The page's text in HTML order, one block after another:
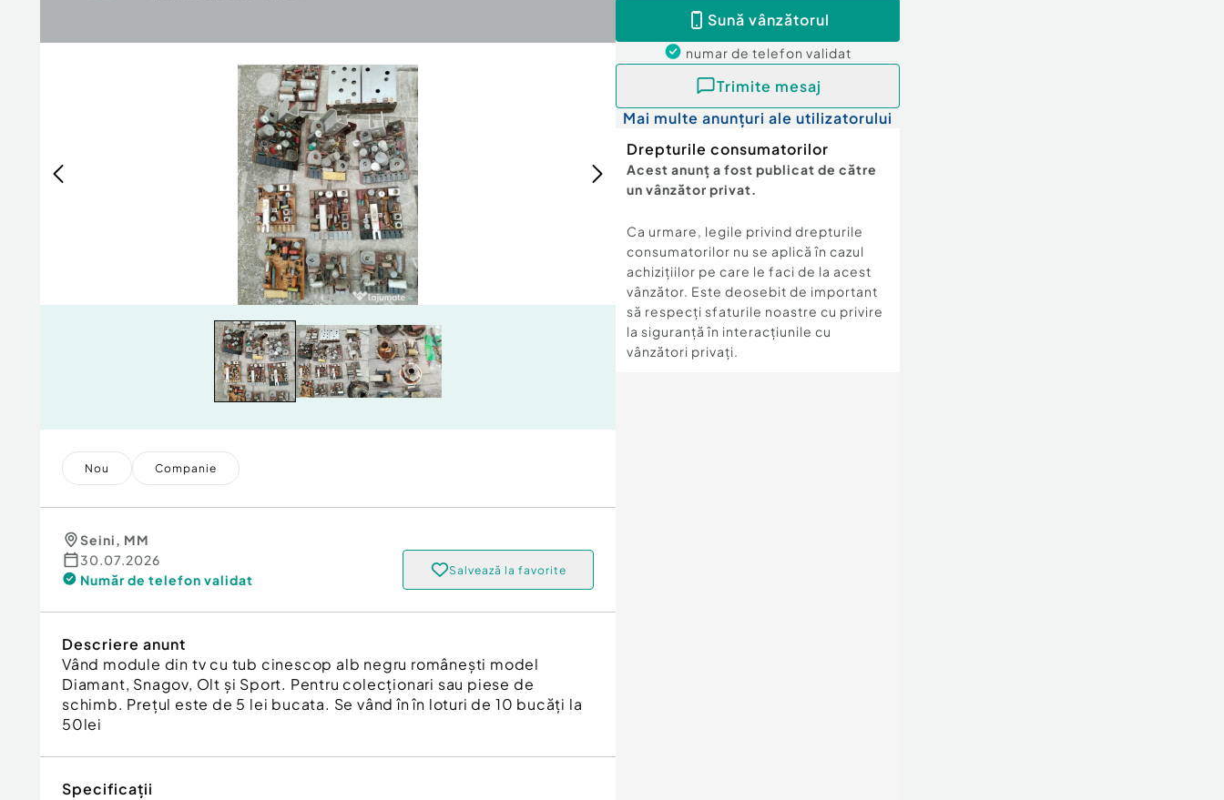
Nou Companie
Seini, MM
30.07.2026
Număr de telefon validat
Salvează la favorite
Descriere anunt
Vând module din tv cu tub cinescop alb negru românești model
Diamant, Snagov, Olt și Sport. Pentru colecționari sau piese de
schimb. Prețul este de 5 lei bucata. Se vând în în loturi de 10 bucăți la
50lei
Specificații
Sună vânzătorul
numar de telefon validat
Trimite mesaj
Mai multe anunțuri ale utilizatorului
Drepturile consumatorilor
Acest anunț a fost publicat de către
un vânzător privat.
Ca urmare, legile privind drepturile
consumatorilor nu se aplică în cazul
achizițiilor pe care le faci de la acest
vânzător. Este deosebit de important
să respecți sfaturile noastre cu privire
la siguranță în interacțiunile cu
vânzători privați.